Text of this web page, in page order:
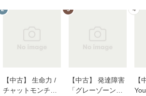
2
【中古】 生命力 /
チャットモンチー /
3
【中古】 発達障害
「グレーゾーン」
4
【